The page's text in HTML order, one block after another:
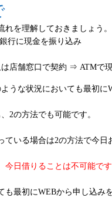
を理解しておきましょう。
行に現金を振り込み
店舗窓口で契約 ⇒ ATMで
うな状況においても最初に
2の方法でも可能です。
いる場合は2の方法で今
日借りることは不可能で
最初にWEBから申し込み